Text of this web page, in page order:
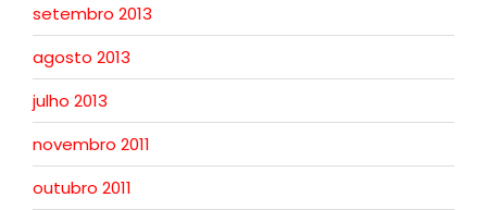
setembro 2013
agosto 2013
julho 2013
novembro 2011
outubro 2011